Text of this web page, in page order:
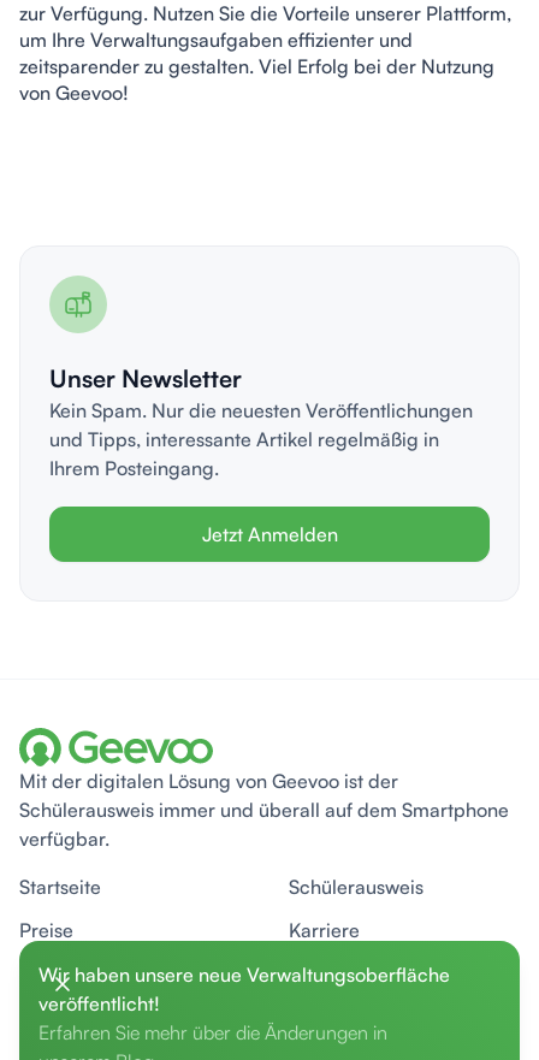
Wir haben unsere neue Verwaltungsoberfläche
veröffentlicht!
Erfahren Sie mehr über die Änderungen in
zur Verfügung. Nutzen Sie die Vorteile unserer Plattform,
um Ihre Verwaltungsaufgaben effizienter und
zeitsparender zu gestalten. Viel Erfolg bei der Nutzung
von Geevoo!
Unser Newsletter
Kein Spam. Nur die neuesten Veröffentlichungen
und Tipps, interessante Artikel regelmäßig in
Ihrem Posteingang.
Jetzt Anmelden
Mit der digitalen Lösung von Geevoo ist der
Schülerausweis immer und überall auf dem Smartphone
verfügbar.
Startseite
Schülerausweis
Preise
Karriere
Hilfe
Blog